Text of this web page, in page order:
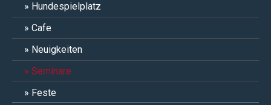
Hundespielplatz
Cafe
Neuigkeiten
Seminare
Feste